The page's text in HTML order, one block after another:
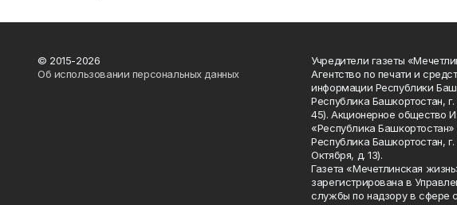
© 2015-2026
Об использовании персональных данных
Учредители газеты
Агентство по печати и
информации Республики
Республика Башкортостан,
45). Акционерное общество
«Республика
Республика Башкортостан,
Октября, д. 13).
Газета «Мечетлинская
зарегистрирована в
службы по надзору в сфере